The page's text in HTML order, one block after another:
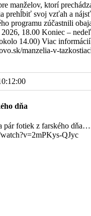
a Paulína Pernišoví
prispieť aj
0226 6955
charity môžete prispieť
2885 1485
Vám vyslovujem úprimné
manželov, ktorí
prehĺbiť svoj vzťah a
programu zúčastnili
18.00 Koniec –
14.00) Viac informácií
manzelia-v-
dňa
pár fotiek z farského
QJyc